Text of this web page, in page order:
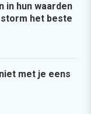
in hun waarden
het beste
met je eens